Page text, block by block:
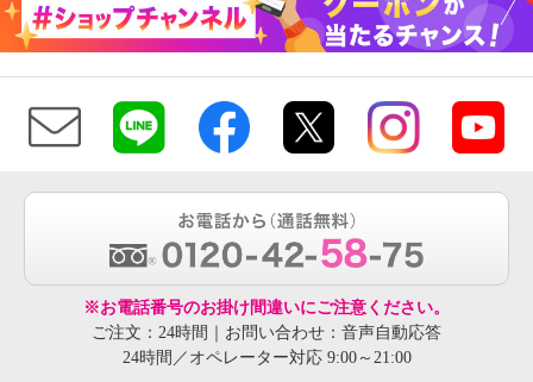
※お電話番号のお掛け間違いにご注意ください。
ご注文：24時間｜お問い合わせ：音声自動応答
24時間／オペレーター対応 9:00～21:00